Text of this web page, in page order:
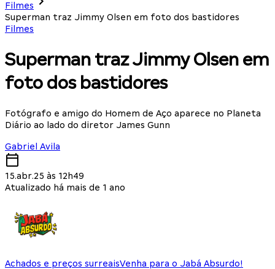
Filmes
Superman traz Jimmy Olsen em foto dos bastidores
Filmes
Superman traz Jimmy Olsen em
foto dos bastidores
Fotógrafo e amigo do Homem de Aço aparece no Planeta
Diário ao lado do diretor James Gunn
Gabriel Avila
15.abr.25 às 12h49
Atualizado há mais de 1 ano
Achados e preços surreaisVenha para o Jabá Absurdo!